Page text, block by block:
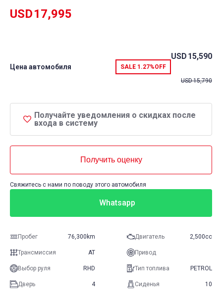
USD17,995
Цена автомобиля SALE 1.27%OFF
USD 15,590
USD15,790
Получайте уведомления о скидках после
входа в систему
Получить оценку
Свяжитесь с нами по поводу этого автомобиля
Whatsapp
Пробег 76,300km Двигатель 2,500cc
Трансмиссия AT Привод
Выбор руля RHD Тип топлива PETROL
Дверь 4 Сиденья 10